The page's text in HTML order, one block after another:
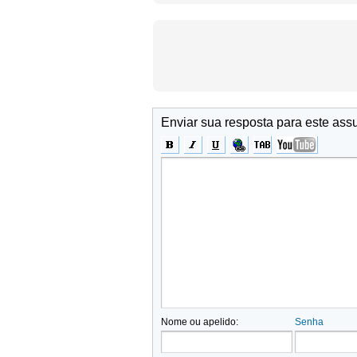
Enviar sua resposta para este
Nome ou apelido: Senha